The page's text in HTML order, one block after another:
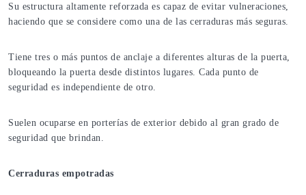
Su estructura altamente reforzada es capaz de evitar vulneraciones,
haciendo que se considere como una de las cerraduras más seguras.
Tiene tres o más puntos de anclaje a diferentes alturas de la puerta,
bloqueando la puerta desde distintos lugares. Cada punto de
seguridad es independiente de otro.
Suelen ocuparse en porterías de exterior debido al gran grado de
seguridad que brindan.
Cerraduras empotradas